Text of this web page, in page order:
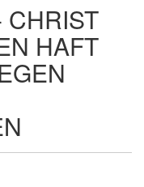
CHRIST
HAFT